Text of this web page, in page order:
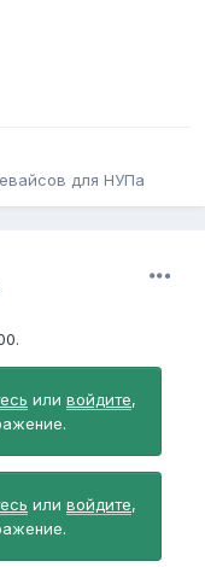
для НУПа
или войдите,
или войдите,